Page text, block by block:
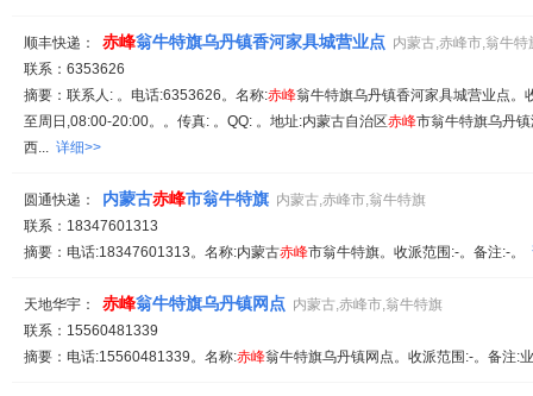
顺丰快递： 赤峰翁牛特旗乌丹镇香河家具城营业点 内蒙古,赤峰市,翁牛特
联系：6353626
摘要：联系人: 。电话:6353626。名称:赤峰翁牛特旗乌丹镇香河家具城营业点。
至周日,08:00-20:00。。传真: 。QQ: 。地址:内蒙古自治区赤峰市翁牛特旗乌丹
西... 详细>>
圆通快递： 内蒙古赤峰市翁牛特旗 内蒙古,赤峰市,翁牛特旗
联系：18347601313
摘要：电话:18347601313。名称:内蒙古赤峰市翁牛特旗。收派范围:-。备注:-。
天地华宇： 赤峰翁牛特旗乌丹镇网点 内蒙古,赤峰市,翁牛特旗
联系：15560481339
摘要：电话:15560481339。名称:赤峰翁牛特旗乌丹镇网点。收派范围:-。备注: